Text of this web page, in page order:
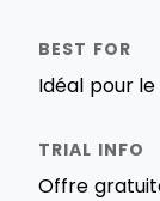
Idéal pour
Offre